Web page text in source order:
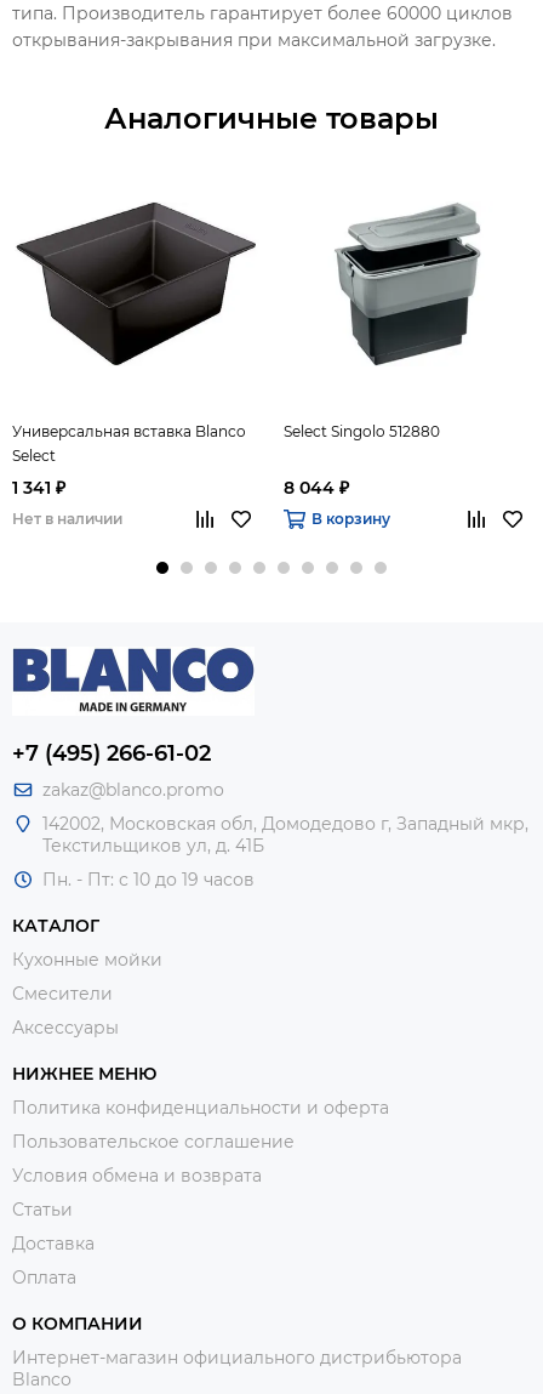
типа. Производитель гарантирует более 60000 циклов
открывания-закрывания при максимальной загрузке.
Аналогичные товары
Универсальная вставка Blanco
Select
1 341 ₽
Нет в наличии
Select Singolo 512880
8 044 ₽
В корзину
+7 (495) 266-61-02
zakaz@blanco.promo
142002, Московская обл, Домодедово г, Западный мкр,
Текстильщиков ул, д. 41Б
Пн. - Пт: с 10 до 19 часов
КАТАЛОГ
Кухонные мойки
Смесители
Аксессуары
НИЖНЕЕ МЕНЮ
Политика конфиденциальности и оферта
Пользовательское соглашение
Условия обмена и возврата
Статьи
Доставка
Оплата
О КОМПАНИИ
Интернет-магазин официального дистрибьютора
Blanco